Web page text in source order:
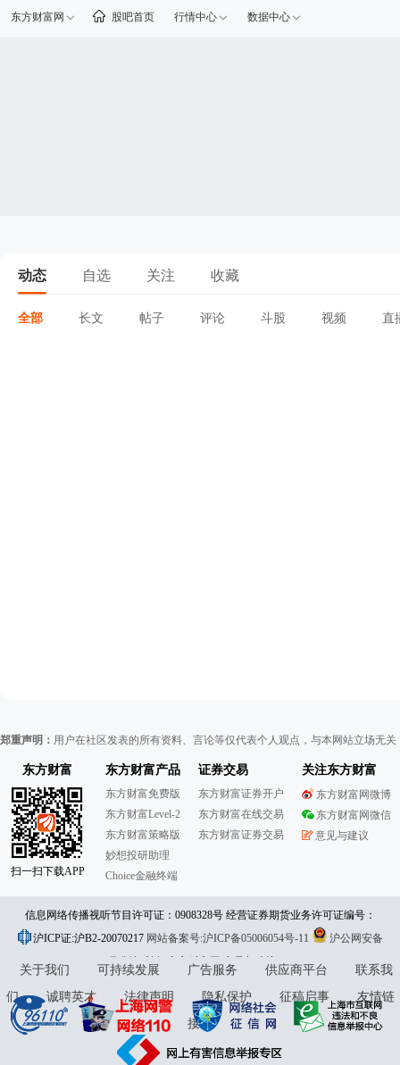
东方财富网 股吧首页 行情中心 数据中心
动态 自选 关注 收藏
全部 长文 帖子 评论 斗股 视频 直
郑重声明： 用户在社区发表的所有资料、言论等仅代表个人观点，与本网站立场无
东方财富
扫一扫下载APP
东方财富产品
东方财富免费版
东方财富Level-2
东方财富策略版
妙想投研助理
Choice金融终端
证券交易
东方财富证券开户
东方财富在线交易
东方财富证券交易
关注东方财富
东方财富网微博
东方财富网微信
意见与建议
信息网络传播视听节目许可证：0908328号 经营证券期货业务许可证编号：
913101046312860336 违法和不良信息举报:021-61278686 举报邮箱：
jubao@eastmoney.com
沪ICP证:沪B2-20070217 网站备案号:沪ICP备05006054号-11
沪公网安备
31010402000120号版权所有:东方财富网意见与建议:4000300059/952500
关于我们 可持续发展 广告服务 供应商平台
联系我
们
诚聘英才 法律声明 隐私保护 征稿启事
友情链
接